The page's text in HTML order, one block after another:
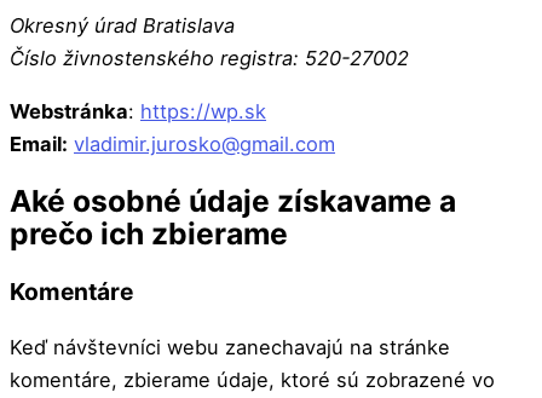
Okresný úrad Bratislava
Číslo živnostenského registra: 520-27002
Webstránka: https://wp.sk
Email: vladimir.jurosko@gmail.com
Aké osobné údaje získavame a
prečo ich zbierame
Komentáre
Keď návštevníci webu zanechavajú na stránke
komentáre, zbierame údaje, ktoré sú zobrazené vo